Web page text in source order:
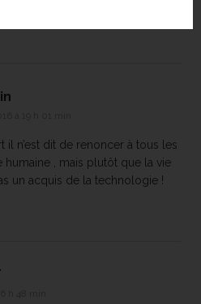
il n’est dit de renoncer à tous les
humaine , mais plutôt que la vie
un acquis de la technologie !